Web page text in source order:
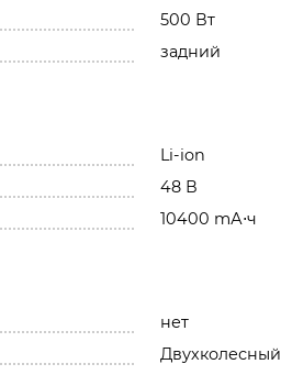
500 Вт
задний
Li-ion
48 В
10400 mА⋅ч
нет
Двухколесный